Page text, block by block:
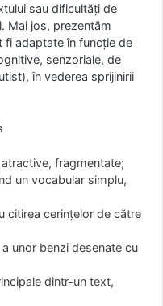
sau dificultăți de
Mai jos, prezentăm
adaptate în funcție de
senzoriale, de
în vederea sprijinirii
fragmentate;
un vocabular simplu,
citirea cerințelor de către
unor benzi desenate cu
dintr-un text,